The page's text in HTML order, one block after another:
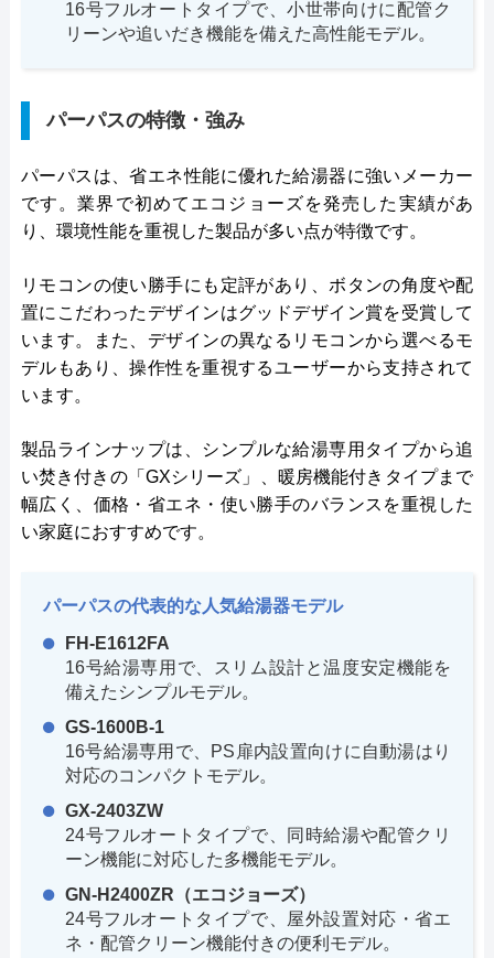
16号フルオートタイプで、小世帯向けに配管ク
リーンや追いだき機能を備えた高性能モデル。
パーパスの特徴・強み
パーパスは、省エネ性能に優れた給湯器に強いメーカー
です。業界で初めてエコジョーズを発売した実績があ
り、環境性能を重視した製品が多い点が特徴です。
リモコンの使い勝手にも定評があり、ボタンの角度や配
置にこだわったデザインはグッドデザイン賞を受賞して
います。また、デザインの異なるリモコンから選べるモ
デルもあり、操作性を重視するユーザーから支持されて
います。
製品ラインナップは、シンプルな給湯専用タイプから追
い焚き付きの「GXシリーズ」、暖房機能付きタイプまで
幅広く、価格・省エネ・使い勝手のバランスを重視した
い家庭におすすめです。
パーパスの代表的な人気給湯器モデル
FH-E1612FA
16号給湯専用で、スリム設計と温度安定機能を
備えたシンプルモデル。
GS-1600B-1
16号給湯専用で、PS扉内設置向けに自動湯はり
対応のコンパクトモデル。
GX-2403ZW
24号フルオートタイプで、同時給湯や配管クリ
ーン機能に対応した多機能モデル。
GN-H2400ZR（エコジョーズ）
24号フルオートタイプで、屋外設置対応・省エ
ネ・配管クリーン機能付きの便利モデル。